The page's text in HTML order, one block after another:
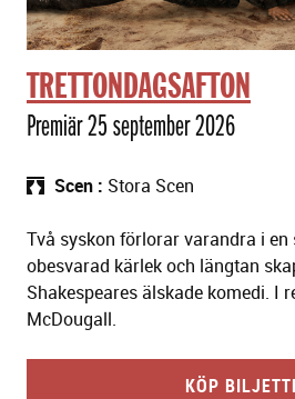
TRETTONDAGSAFTON
Premiär 25 september 2026
Scen Stora Scen
Två syskon förlorar varandra i en
obesvarad kärlek och längtan
Shakespeares älskade komedi. I
McDougall.
KÖP